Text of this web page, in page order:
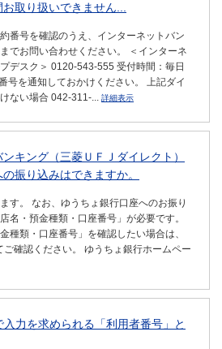
取り扱いできません...
番号を確認のうえ、インターネットバン
でお問い合わせください。 ＜インターネ
デスク＞ 0120-543-555 受付時間：毎日
号を通知しておかけください。 上記ダイ
ない場合 042-311-... 詳細表示
キング（三菱ＵＦＪダイレクト）
振り込みはできますか。
す。 なお、ゆうちょ銀行口座へのお振り
名・預金種類・口座番号」が必要です。
種類・口座番号」を確認したい場合は、
確認ください。 ゆうちょ銀行ホームペー
力を求められる「利用者番号」と